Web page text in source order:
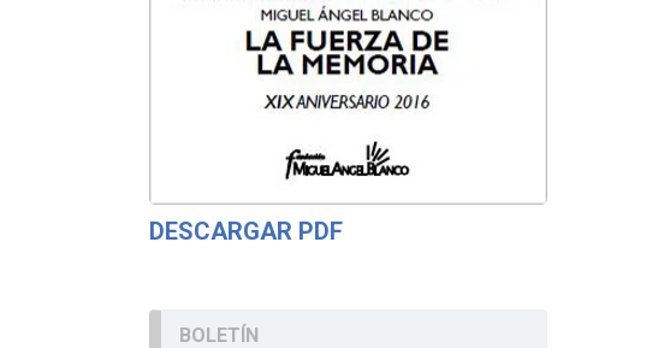
DESCARGAR PDF
BOLETÍN